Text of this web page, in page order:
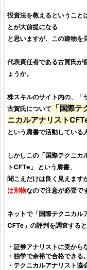
投資法を教えるということ
とが大前提になる
と思いますが、この建物を
代表責任者である古賀氏が
ょうか。
株スキルのサイト内の、「
古賀氏について
「国際
ニカルアナリスト
という肩書で活動している
しかしこの「国際テクニ
トCFTe」 という肩書、
聞こえだけは良く見えます
は別物なので注意が必要で
ネットで「国際テクニカ
CFTe」の評判を調査すると
・証券アナリストに受か
・独学で余裕で合格でき
・テクニカルアナリスト